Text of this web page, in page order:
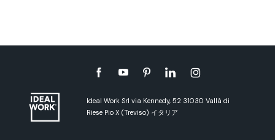
Ideal Work Srl via Kennedy, 52 31030 Vallà di
Riese Pio X (Treviso) イタリア